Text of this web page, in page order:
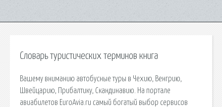
Словарь туристических терминов книга
Вашему вниманию автобусные туры в Чехию, Венгрию,
Швейцарию, Прибалтику, Скандинавию. На портале
авиабилетов EuroAvia.ru самый богатый выбор сервисов